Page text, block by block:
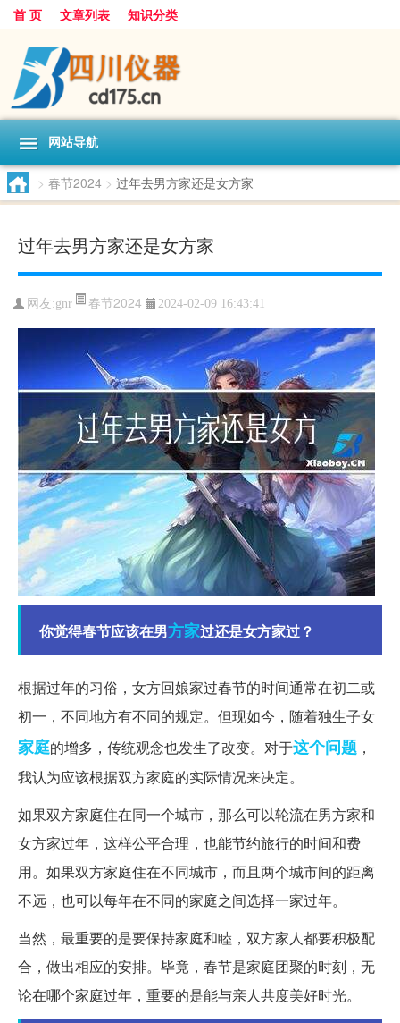
首 页 文章列表 知识分类
网站导航
> 春节2024 > 过年去男方家还是女方家
过年去男方家还是女方家
网友:gnr 春节2024 2024-02-09 16:43:41
你觉得春节应该在男方家过还是女方家过？
根据过年的习俗，女方回娘家过春节的时间通常在初二或
初一，不同地方有不同的规定。但现如今，随着独生子女
家庭的增多，传统观念也发生了改变。对于这个问题 ，
我认为应该根据双方家庭的实际情况来决定。
如果双方家庭住在同一个城市，那么可以轮流在男方家和
女方家过年，这样公平合理，也能节约旅行的时间和费
用。如果双方家庭住在不同城市，而且两个城市间的距离
不远，也可以每年在不同的家庭之间选择一家过年。
当然，最重要的是要保持家庭和睦，双方家人都要积极配
合，做出相应的安排。毕竟，春节是家庭团聚的时刻，无
论在哪个家庭过年，重要的是能与亲人共度美好时光。